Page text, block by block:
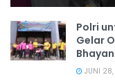
Polri
Gelar
JUNI